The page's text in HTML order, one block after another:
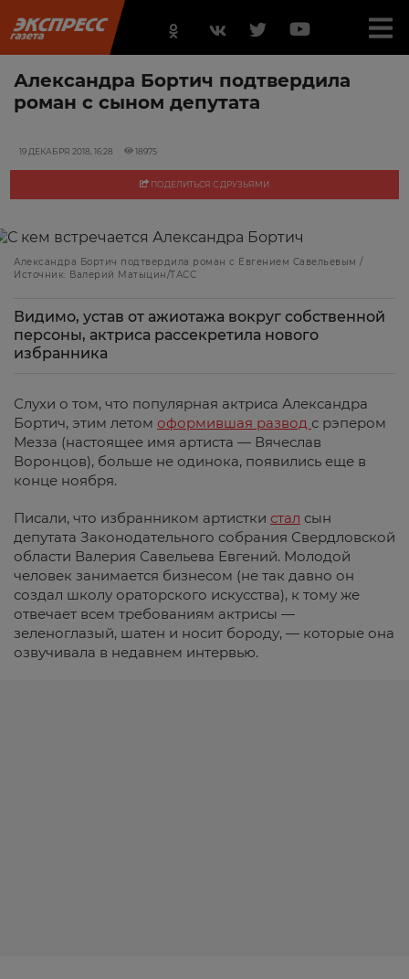
Александра Бортич подтвердила
роман с сыном депутата
19 ДЕКАБРЯ 2018, 16:28 18975
ПОДЕЛИТЬСЯ С ДРУЗЬЯМИ
Александра Бортич подтвердила роман с Евгением Савельевым /
Источник: Валерий Матыцин/ТАСС
Видимо, устав от ажиотажа вокруг собственной
персоны, актриса рассекретила нового
избранника
Слухи о том, что популярная актриса Александра
Бортич, этим летом оформившая развод с рэпером
Мезза (настоящее имя артиста — Вячеслав
Воронцов), больше не одинока, появились еще в
конце ноября.
Писали, что избранником артистки стал сын
депутата Законодательного собрания Свердловской
области Валерия Савельева Евгений. Молодой
человек занимается бизнесом (не так давно он
создал школу ораторского искусства), к тому же
отвечает всем требованиям актрисы —
зеленоглазый, шатен и носит бороду, — которые она
озвучивала в недавнем интервью.